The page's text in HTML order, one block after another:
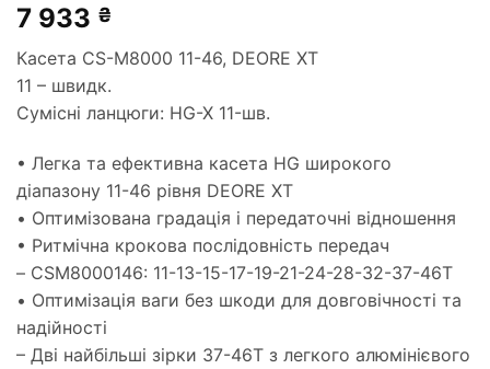
7 933 ₴
Касета CS-M8000 11-46, DEORE XT
11 – швидк.
Сумісні ланцюги: HG-X 11-шв.
• Легка та ефективна касета HG широкого
діапазону 11-46 рівня DEORE XT
• Оптимізована градація і передаточні відношення
• Ритмічна крокова послідовність передач
– CSM8000146: 11-13-15-17-19-21-24-28-32-37-46T
• Оптимізація ваги без шкоди для довговічності та
надійності
– Дві найбільші зірки 37-46Т з легкого алюмінієвого